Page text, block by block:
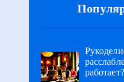
работает?